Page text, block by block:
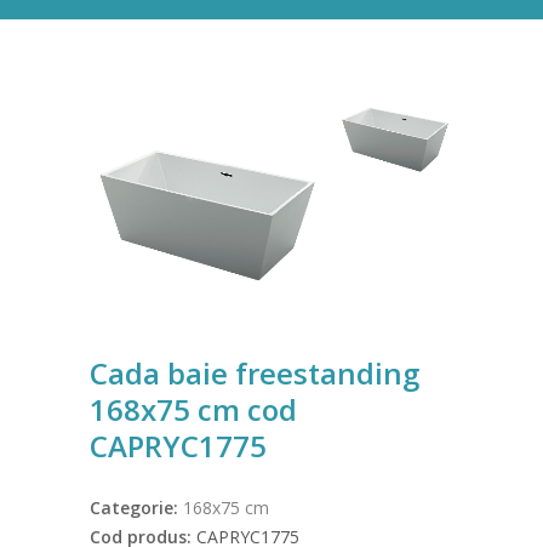
Cada baie freestanding
168x75 cm cod
CAPRYC1775
Categorie: 168x75 cm
Cod produs: CAPRYC1775